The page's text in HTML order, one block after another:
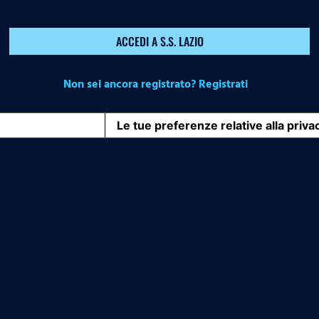
ACCEDI A S.S. LAZIO
Non sei ancora registrato? Registrati
Le tue preferenze relative alla